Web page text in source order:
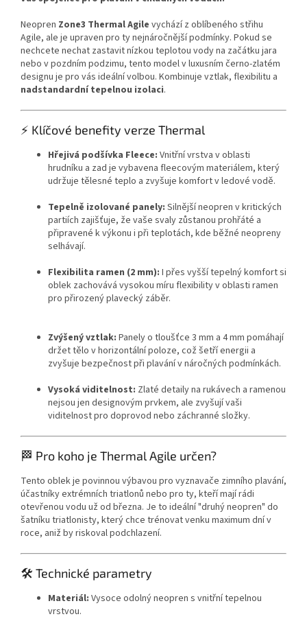
Neopren Zone3 Thermal Agile vychází z oblíbeného střihu
Agile, ale je upraven pro ty nejnáročnější podmínky. Pokud se
nechcete nechat zastavit nízkou teplotou vody na začátku jara
nebo v pozdním podzimu, tento model v luxusním černo-zlatém
designu je pro vás ideální volbou. Kombinuje vztlak, flexibilitu a
nadstandardní tepelnou izolaci.
⚡ Klíčové benefity verze Thermal
Hřejivá podšívka Fleece: Vnitřní vrstva v oblasti
hrudníku a zad je vybavena fleecovým materiálem, který
udržuje tělesné teplo a zvyšuje komfort v ledové vodě.
Tepelně izolované panely: Silnější neopren v kritických
partiích zajišťuje, že vaše svaly zůstanou prohřáté a
připravené k výkonu i při teplotách, kde běžné neopreny
selhávají.
Flexibilita ramen (2 mm): I přes vyšší tepelný komfort si
oblek zachovává vysokou míru flexibility v oblasti ramen
pro přirozený plavecký záběr.
Zvýšený vztlak: Panely o tloušťce 3 mm a 4 mm pomáhají
držet tělo v horizontální poloze, což šetří energii a
zvyšuje bezpečnost při plavání v náročných podmínkách.
Vysoká viditelnost: Zlaté detaily na rukávech a ramenou
nejsou jen designovým prvkem, ale zvyšují vaši
viditelnost pro doprovod nebo záchranné složky.
🏁 Pro koho je Thermal Agile určen?
Tento oblek je povinnou výbavou pro vyznavače zimního plavání,
účastníky extrémních triatlonů nebo pro ty, kteří mají rádi
otevřenou vodu už od března. Je to ideální "druhý neopren" do
šatníku triatlonisty, který chce trénovat venku maximum dní v
roce, aniž by riskoval podchlazení.
🛠 Technické parametry
Materiál: Vysoce odolný neopren s vnitřní tepelnou
vrstvou.